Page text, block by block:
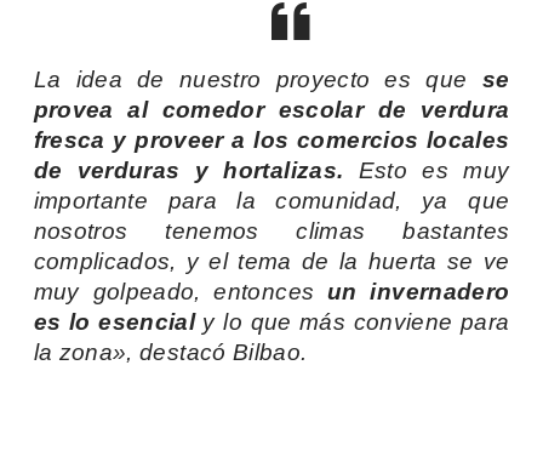
La idea de nuestro proyecto es que se
provea al comedor escolar de verdura
fresca y proveer a los comercios locales
de verduras y hortalizas. Esto es muy
importante para la comunidad, ya que
nosotros tenemos climas bastantes
complicados, y el tema de la huerta se ve
muy golpeado, entonces un invernadero
es lo esencialy lo que más conviene para
la zona», destacó Bilbao.